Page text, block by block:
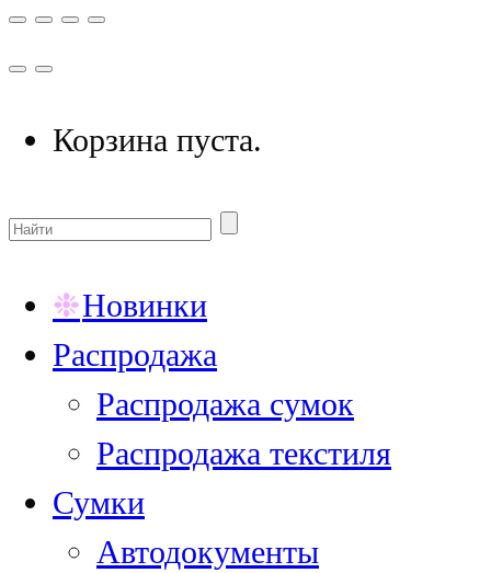
Корзина пуста.
Новинки
Распродажа
Распродажа сумок
Распродажа текстиля
Сумки
Автодокументы